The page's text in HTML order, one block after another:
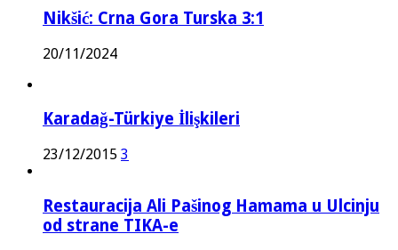
Nikšić: Crna Gora Turska 3:1
20/11/2024
Karadağ-Türkiye İlişkileri
23/12/2015 3
Restauracija Ali Pašinog Hamama u Ulcinju
od strane TIKA-e